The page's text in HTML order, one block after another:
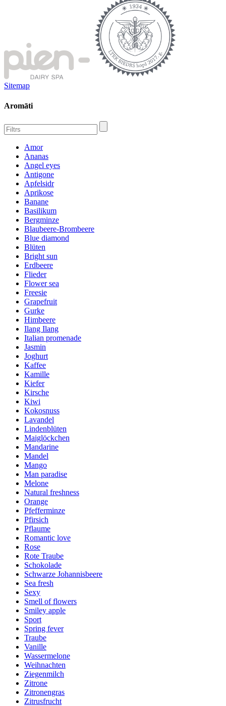
Sitemap
Aromāti
Amor
Ananas
Angel eyes
Antigone
Apfelsidr
Aprikose
Banane
Basilikum
Bergminze
Blaubeere-Brombeere
Blue diamond
Blüten
Bright sun
Erdbeere
Flieder
Flower sea
Freesie
Grapefruit
Gurke
Himbeere
Ilang Ilang
Italian promenade
Jasmin
Joghurt
Kaffee
Kamille
Kiefer
Kirsche
Kiwi
Kokosnuss
Lavandel
Lindenblüten
Maiglöckchen
Mandarine
Mandel
Mango
Man paradise
Melone
Natural freshness
Orange
Pfefferminze
Pfirsich
Pflaume
Romantic love
Rose
Rote Traube
Schokolade
Schwarze Johannisbeere
Sea fresh
Sexy
Smell of flowers
Smiley apple
Sport
Spring fever
Traube
Vanille
Wassermelone
Weihnachten
Ziegenmilch
Zitrone
Zitronengras
Zitrusfrucht